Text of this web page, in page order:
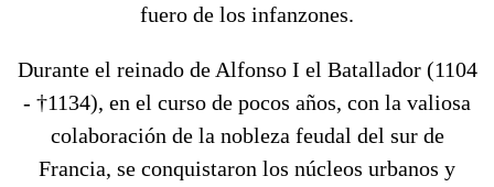
fuero de los infanzones.
Durante el reinado de Alfonso I el Batallador (1104
- †1134), en el curso de pocos años, con la valiosa
colaboración de la nobleza feudal del sur de
Francia, se conquistaron los núcleos urbanos y